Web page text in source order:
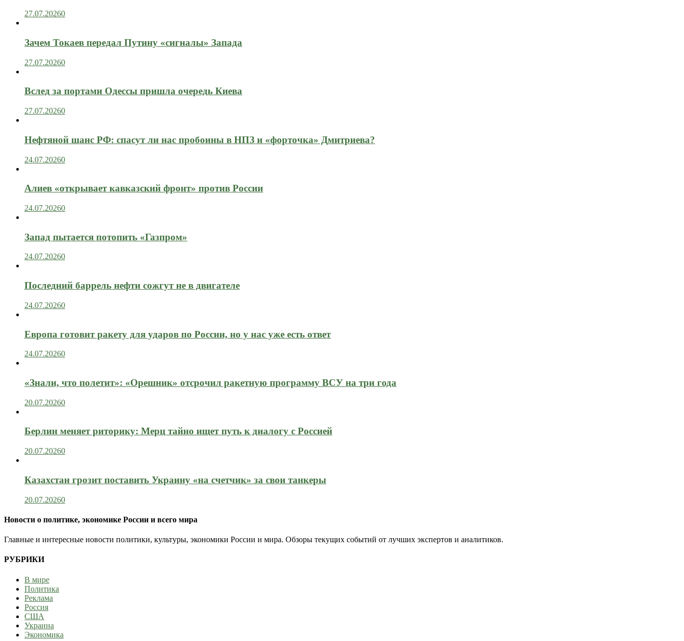
27.07.20260
Зачем Токаев передал Путину «сигналы» Запада
27.07.20260
Вслед за портами Одессы пришла очередь Киева
27.07.20260
Нефтяной шанс РФ: спасут ли нас пробоины в НПЗ и «форточка» Дмитриева?
24.07.20260
Алиев «открывает кавказский фронт» против России
24.07.20260
Запад пытается потопить «Газпром»
24.07.20260
Последний баррель нефти сожгут не в двигателе
24.07.20260
Европа готовит ракету для ударов по России, но у нас уже есть ответ
24.07.20260
«Знали, что полетит»: «Орешник» отсрочил ракетную программу ВСУ на три года
20.07.20260
Берлин меняет риторику: Мерц тайно ищет путь к диалогу с Россией
20.07.20260
Казахстан грозит поставить Украину «на счетчик» за свои танкеры
20.07.20260
Новости о политике, экономике России и всего мира
Главные и интересные новости политики, культуры, экономики России и мира. Обзоры текущих событий от лучших экспертов и аналитиков.
РУБРИКИ
В мире
Политика
Реклама
Россия
США
Украина
Экономика